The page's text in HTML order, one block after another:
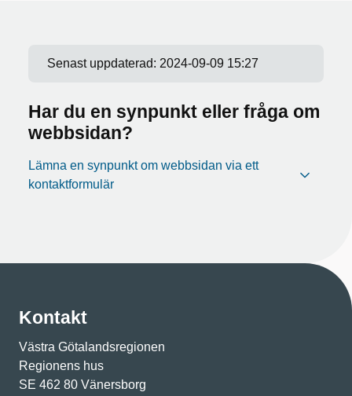
Senast uppdaterad: 2024-09-09 15:27
Har du en synpunkt eller fråga om
webbsidan?
Lämna en synpunkt om webbsidan via ett
kontaktformulär
Kontakt
Västra Götalandsregionen
Regionens hus
SE 462 80 Vänersborg